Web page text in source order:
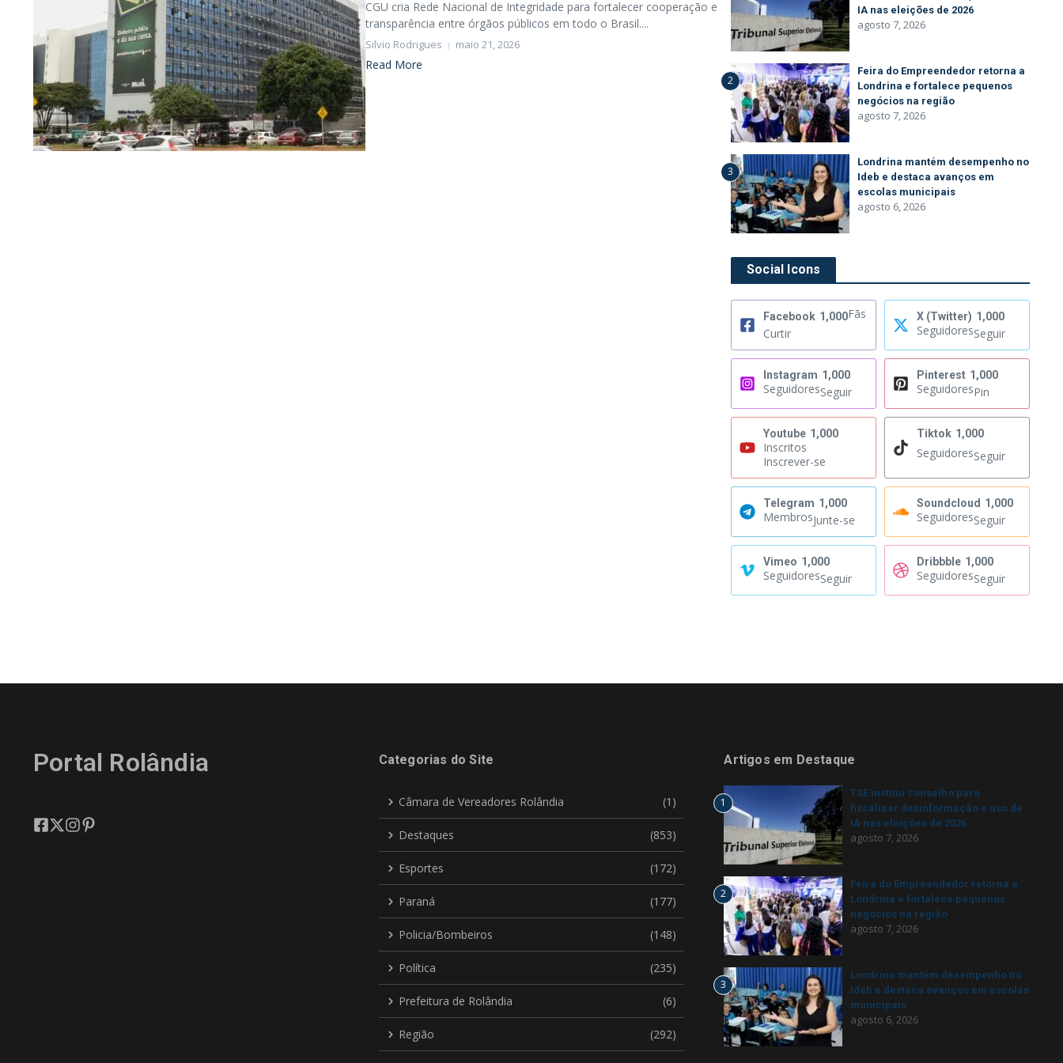
CGU cria Rede Nacional de Integridade para fortalecer cooperação e
transparência entre órgãos públicos em todo o Brasil....
Silvio Rodrigues maio 21, 2026
Read More
IA nas eleições de 2026
agosto 7, 2026
2
Feira do Empreendedor retorna a
Londrina e fortalece pequenos
negócios na região
agosto 7, 2026
3
Londrina mantém desempenho no
Ideb e destaca avanços em
escolas municipais
agosto 6, 2026
Social Icons
Facebook 1,000Fãs
Curtir
X (Twitter) 1,000
SeguidoresSeguir
Instagram 1,000
SeguidoresSeguir
Pinterest 1,000
SeguidoresPin
Youtube 1,000
Inscritos
Inscrever-se
Tiktok 1,000
SeguidoresSeguir
Telegram 1,000
MembrosJunte-se
Soundcloud 1,000
SeguidoresSeguir
Vimeo 1,000
SeguidoresSeguir
Dribbble 1,000
SeguidoresSeguir
Portal Rolândia Categorias do Site
Câmara de Vereadores Rolândia (1)
Destaques (853)
Esportes (172)
Paraná (177)
Policia/Bombeiros (148)
Política (235)
Prefeitura de Rolândia (6)
Região (292)
Artigos em Destaque
1
TSE institui conselho para
fiscalizar desinformação e uso de
IA nas eleições de 2026
agosto 7, 2026
2
Feira do Empreendedor retorna a
Londrina e fortalece pequenos
negócios na região
agosto 7, 2026
3
Londrina mantém desempenho no
Ideb e destaca avanços em escolas
municipais
agosto 6, 2026